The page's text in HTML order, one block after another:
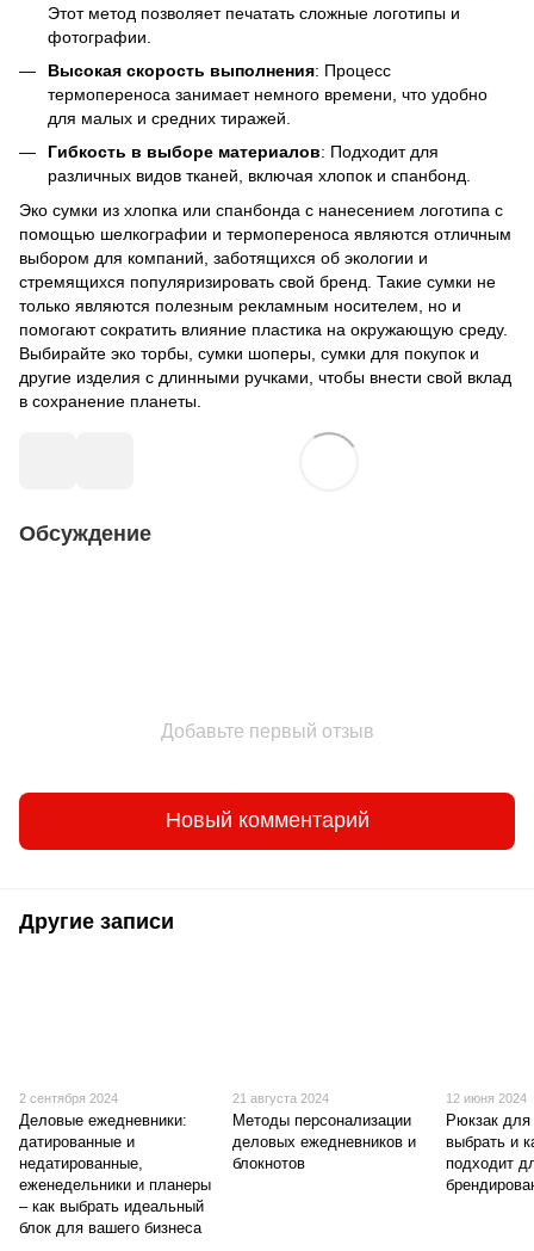
Этот метод позволяет печатать сложные логотипы и
фотографии.
Высокая скорость выполнения: Процесс
термопереноса занимает немного времени, что удобно
для малых и средних тиражей.
Гибкость в выборе материалов: Подходит для
различных видов тканей, включая хлопок и спанбонд.
Эко сумки из хлопка или спанбонда с нанесением логотипа с
помощью шелкографии и термопереноса являются отличным
выбором для компаний, заботящихся об экологии и
стремящихся популяризировать свой бренд. Такие сумки не
только являются полезным рекламным носителем, но и
помогают сократить влияние пластика на окружающую среду.
Выбирайте эко торбы, сумки шоперы, сумки для покупок и
другие изделия с длинными ручками, чтобы внести свой вклад
в сохранение планеты.
Обсуждение
Добавьте первый отзыв
Новый комментарий
Другие записи
2 сентября 2024
Деловые ежедневники:
датированные и
недатированные,
еженедельники и планеры
– как выбрать идеальный
блок для вашего бизнеса
21 августа 2024
Методы персонализации
деловых ежедневников и
блокнотов
12 июня 2024
Рюкзак для
выбрать и
подходит